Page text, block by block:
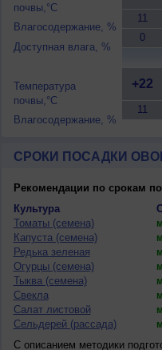
почвы,°C
Влагосодержание, %
Доступная влага, %
Температура
почвы,°C
Влагосодержание, %
11
0
+22
11
СРОКИ ПОСАДКИ
Рекомендации по срокам
Культура
Томаты (семена)
Капуста (семена)
Редька зеленая
Огурцы (семена)
Тыква (семена)
Свекла
Салат листовой
Сельдерей (рассада)
С описанием методики